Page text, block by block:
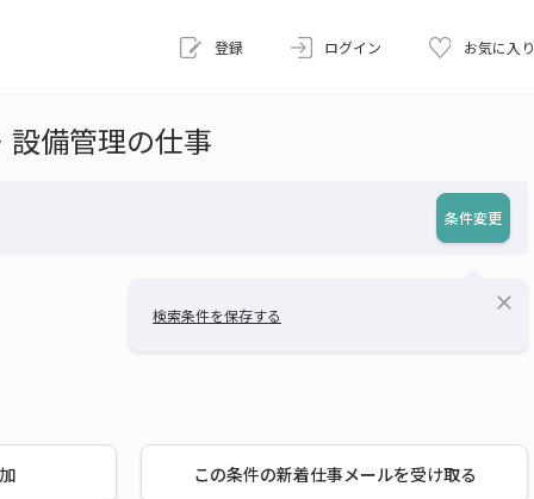
登録 ログイン お気に入り
設備管理の仕事
条件変更
検索条件を保存する
close
この条件の新着仕事メールを受け取る